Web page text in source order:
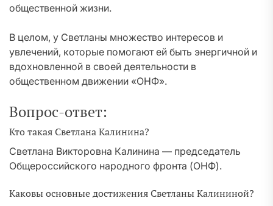
общественной жизни.
В целом, у Светланы множество интересов и
увлечений, которые помогают ей быть энергичной и
вдохновленной в своей деятельности в
общественном движении «ОНФ».
Вопрос-ответ:
Кто такая Светлана Калинина?
Светлана Викторовна Калинина — председатель
Общероссийского народного фронта (ОНФ).
Каковы основные достижения Светланы Калининой?